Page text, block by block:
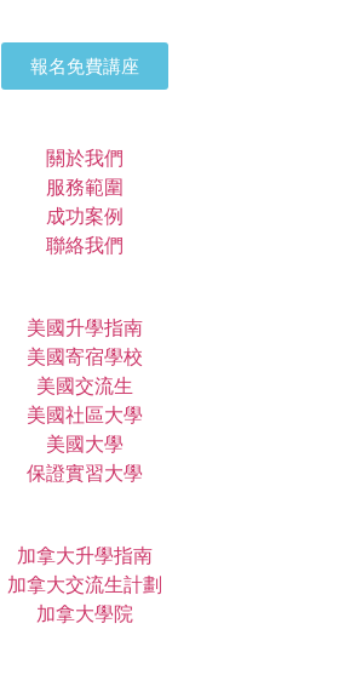
報名免費講座
關於我們
服務範圍
成功案例
聯絡我們
美國升學指南
美國寄宿學校
美國交流生
美國社區大學
美國大學
保證實習大學
加拿大升學指南
加拿大交流生計劃
加拿大學院